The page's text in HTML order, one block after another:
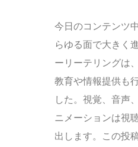
今日のコンテンツ
らゆる面で大きく
ーリーテリングは
教育や情報提供も
した。視覚、音声
ニメーションは視
出します。この投